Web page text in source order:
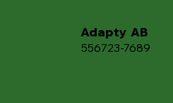
Adapty AB
556723-7689